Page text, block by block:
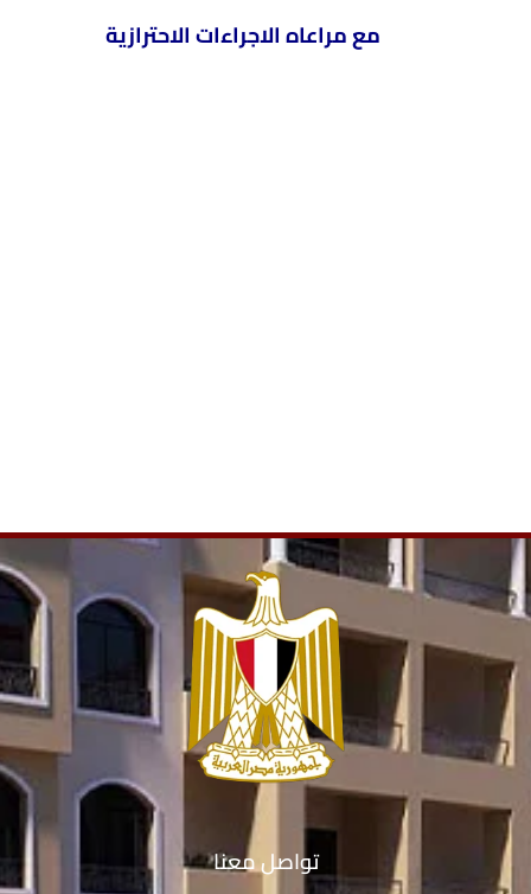
مع مراعاه الاجراءات الاحترازية
تواصل معنا